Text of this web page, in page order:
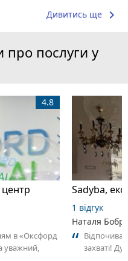
Дивитись ще keyboard_arrow_right
про послуги у
4.8
в «Оксфорд
уважний,
Sadyba,
1 відгук
Наталя
захваті!